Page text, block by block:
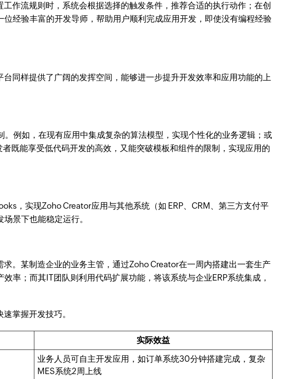
作流规则时，系统会根据选择的触发条件，推荐合适的执行动作；在创
经验丰富的开发导师，帮助用户顺利完成应用开发，即使没有编程经验
同样提供了广阔的发挥空间，能够进一步提升开发效率和应用功能的上
例如，在现有应用中集成复杂的算法模型，实现个性化的业务逻辑；或
既能享受低代码开发的高效，又能突破模板和组件的限制，实现应用的
，实现Zoho Creator应用与其他系统（如 ERP、CRM、第三方支付平
景下也能稳定运行。
。某制造企业的业务主管，通过Zoho Creator在一周内搭建出一套生产
率；而其IT团队则利用代码扩展功能，将该系统与企业ERP系统集成，
掌握开发技巧。
实际效益
业务人员可自主开发应用，如订单系统30分钟搭建完成，复杂
MES系统2周上线